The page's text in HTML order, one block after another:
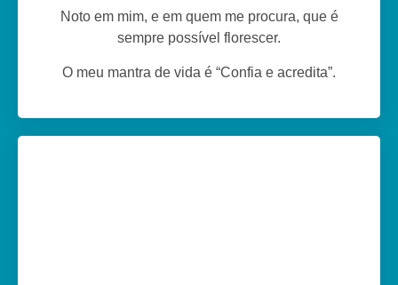
Noto em mim, e em quem me procura, que é
sempre possível florescer.
O meu mantra de vida é “Confia e acredita”.